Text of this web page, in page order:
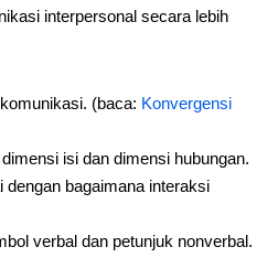
interpersonal secara lebih
(baca: Konvergensi
isi dan dimensi hubungan.
dengan bagaimana interaksi
verbal dan petunjuk nonverbal.